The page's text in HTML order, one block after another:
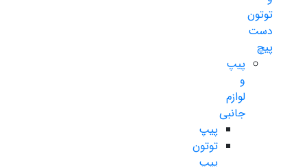
توتون
دست
پیچ
پیپ
و
لوازم
جانبی
پیپ
توتون
پیپ